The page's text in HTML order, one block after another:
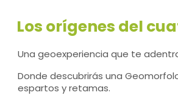
Los orígenes del
Una geoexperiencia que te
Donde descubrirás una
espartos y retamas.